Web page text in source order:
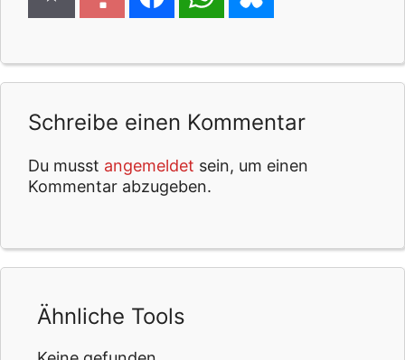
Schreibe einen Kommentar
Du musst angemeldet sein, um einen
Kommentar abzugeben.
Ähnliche Tools